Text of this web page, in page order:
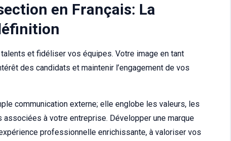
en Français: La
et fidéliser vos équipes. Votre image en tant
des candidats et maintenir l’engagement de vos
communication externe; elle englobe les valeurs, les
à votre entreprise. Développer une marque
professionnelle enrichissante, à valoriser vos